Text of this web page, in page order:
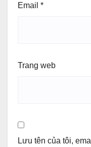
Email *
Trang web
Lưu tên của tôi,